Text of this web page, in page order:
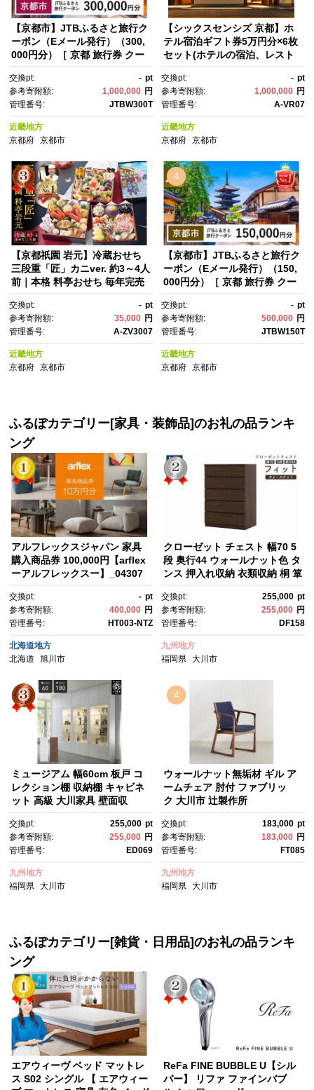
【京都市】JTBふるさと旅行ク
ーポン（Eメール発行）（300,
000円分）［ 京都 旅行券 クー
ル発行 クーポン 旅行 ギフト 宿
泊券 ホテル 旅館 宿泊 観光 グ
ルメ 人気 おすすめ ふるさと納
税 ］
交換pt: - pt
参考寄附額:
1,000,000 円
管理番号:
JTBW300T
近畿地方
京都府
京都市
【シックスセンシズ 京都】ホ
テル宿泊ギフト券5万円分×6枚
セット(ホテルの宿泊、レスト
山 源氏物語の世界観 庭園 隠れ
家 ホテル 宿泊 ギフト券 割引
券 割引 チケット 宿泊券 人
気 おすすめ ホテル 宿泊 旅
行 観光 グルメ ふるさと納税 ］
交換pt: - pt
参考寄附額:
1,000,000 円
管理番号:
A-VR07
近畿地方
京都府 京都市
【京都祇園 岩元】冷蔵おせち
三段重「匠」カニver. 約3～4人
前｜本格 料亭おせち 毎年完売
亭 完売必至の大人気おせち お
すすめ 三段重 3人 4人 2027 正
月 お祝い おせち お節 京おせ
ち 京料理 グルメ お取り寄せ 通
販 送料無料 ふるさと納税 ］
交換pt: - pt
参考寄附額:
35,000 円
管理番号:
A-ZV3007
近畿地方
京都府
京都市
4
【京都市】JTBふるさと旅行ク
ーポン（Eメール発行）（150,
000円分）［ 京都 旅行券 クー
ル発行 クーポン 旅行 ギフト 宿
泊券 ホテル 旅館 宿泊 観光 グ
ルメ 人気 おすすめ ふるさと納
税 ］
交換pt: - pt
参考寄附額:
500,000 円
管理番号:
JTBW150T
近畿地方
京都府 京都市
ふるぽカテゴリー[家具・装飾品]のお礼の品ランキ
ング
アルフレックスジャパン 家具
購入商品券 100,000円【arflex
ーアルフレックスー】_04307
交換pt: - pt
参考寄附額:
400,000 円
管理番号:
HT003-NTZ
北海道地方
北海道
旭川市
クローゼット チェスト 幅70 5
段 奥行44 ウォールナット色 タ
ンス 押入れ収納 衣類収納 桐 箪
交換pt: 255,000 pt
参考寄附額:
255,000 円
管理番号:
DF158
九州地方
福岡県 大川市
ミュージアム 幅60cm 板戸 コ
レクション棚 収納棚 キャビネ
ット 高級 大川家具 壁面収
交換pt: 255,000 pt
参考寄附額:
255,000 円
管理番号:
ED069
九州地方
福岡県
大川市
4
ウォールナット無垢材 ギル ア
ームチェア 肘付 ファブリッ
ク 大川市 辻製作所
交換pt: 183,000 pt
参考寄附額:
183,000 円
管理番号:
FT085
九州地方
福岡県 大川市
ふるぽカテゴリー[雑貨・日用品]のお礼の品ランキ
ング
エアウィーヴ ベッド マットレ
ス S02 シングル 【 エアウィー
ReFa FINE BUBBLE U【シル
バー】 リファ ファインバブ